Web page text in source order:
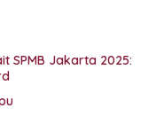
SPMB Jakarta 2025: